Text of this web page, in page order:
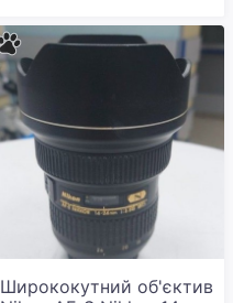
Ширококутний об'єктив